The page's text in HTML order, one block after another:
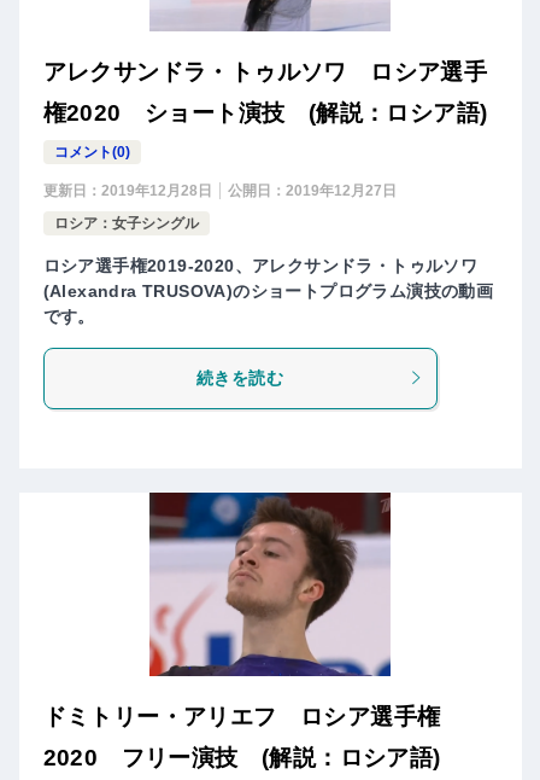
アレクサンドラ・トゥルソワ ロシア選手
権2020 ショート演技 (解説：ロシア語)
コメント(0)
更新日： 2019年12月28日 公開日： 2019年12月27日
ロシア：女子シングル
ロシア選手権2019-2020、アレクサンドラ・トゥルソワ
(Alexandra TRUSOVA)のショートプログラム演技の動画
です。
続きを読む
ドミトリー・アリエフ ロシア選手権
2020 フリー演技 (解説：ロシア語)